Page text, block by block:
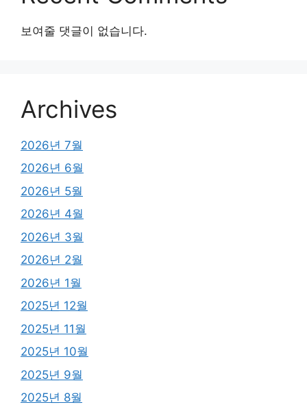
보여줄 댓글이 없습니다.
Archives
2026년 7월
2026년 6월
2026년 5월
2026년 4월
2026년 3월
2026년 2월
2026년 1월
2025년 12월
2025년 11월
2025년 10월
2025년 9월
2025년 8월